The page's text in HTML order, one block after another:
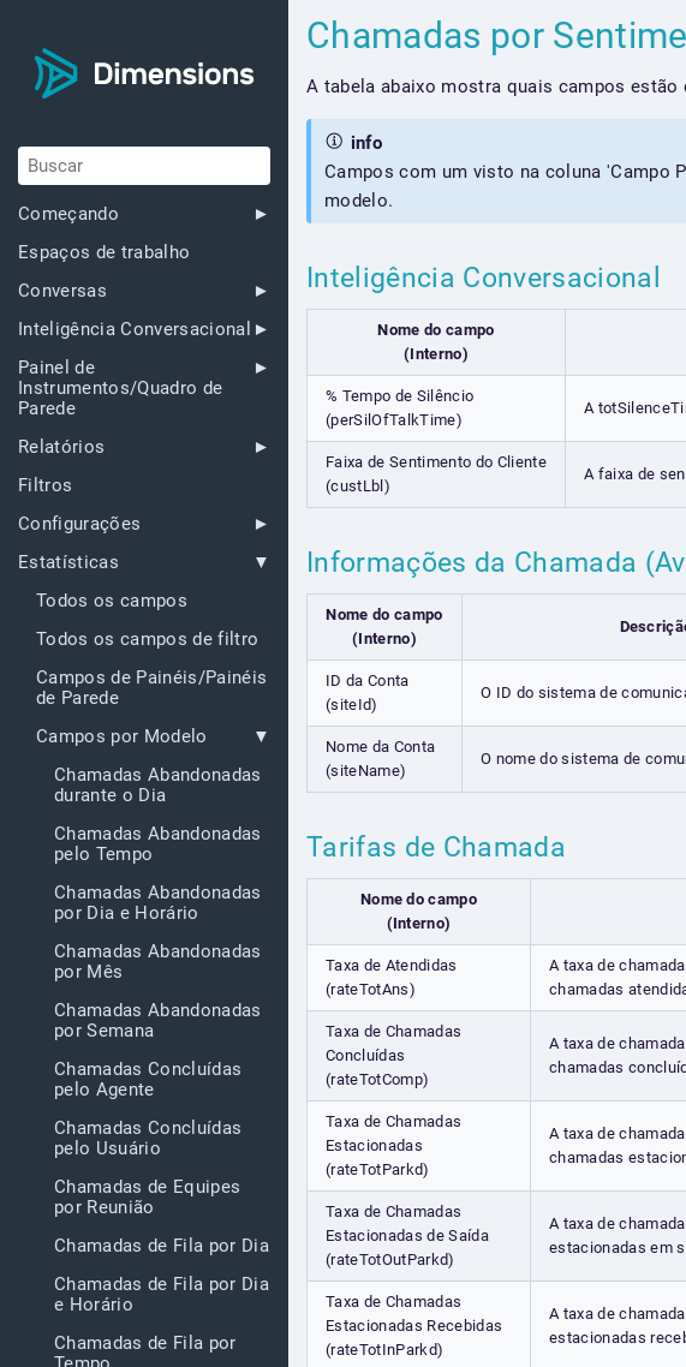
Começando
Espaços de trabalho
Conversas
Inteligência Conversacional
Painel de
Instrumentos/Quadro de
Parede
Relatórios
Filtros
Configurações
Estatísticas
Todos os campos
Todos os campos de filtro
Campos de Painéis/Painéis
de Parede
Campos por Modelo
Chamadas Abandonadas
durante o Dia
Chamadas Abandonadas
pelo Tempo
Chamadas Abandonadas
por Dia e Horário
Chamadas Abandonadas
por Mês
Chamadas Abandonadas
por Semana
Chamadas Concluídas
pelo Agente
Chamadas Concluídas
pelo Usuário
Chamadas de Equipes
por Reunião
Chamadas de Fila por Dia
Chamadas de Fila por Dia
e Horário
Chamadas de Fila por
Chamadas por
A tabela abaixo mostra quais campos
info
Campos com um visto na coluna 'Campo
modelo.
Inteligência Conversacional
Nome do campo
(Interno)
% Tempo de Silêncio
(perSilOfTalkTime)
A
Faixa de Sentimento do Cliente
(custLbl)
A faixa de
Informações da Chamada
Nome do campo
(Interno)
ID da Conta
(siteId)
O ID do sistema de
Nome da Conta
(siteName)
O nome do sistema de
Tarifas de Chamada
Nome do campo
(Interno)
Taxa de Atendidas
(rateTotAns)
A taxa de
chamadas
Taxa de Chamadas
Concluídas
(rateTotComp)
A taxa de
chamadas
Taxa de Chamadas
Estacionadas
(rateTotParkd)
A taxa de
chamadas
Taxa de Chamadas
Estacionadas de Saída
(rateTotOutParkd)
A taxa de
estacionadas em
Taxa de Chamadas
Estacionadas Recebidas
(rateTotInParkd)
A taxa de
estacionadas